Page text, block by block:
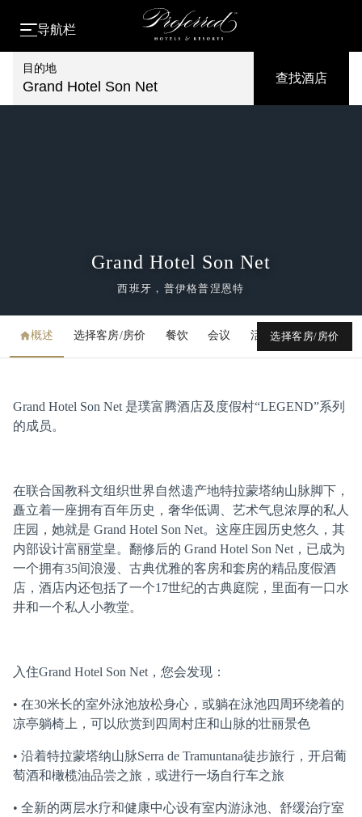
导航栏
目的地
Grand Hotel Son Net
查找酒店
Grand Hotel Son Net
西班牙，普伊格普涅恩特
概述 选择客房/房价 餐饮 会议 活动 媒体库
选择客房/房价
Grand Hotel Son Net 是璞富腾酒店及度假村“LEGEND”系列
的成员。
在联合国教科文组织世界自然遗产地特拉蒙塔纳山脉脚下，
矗立着一座拥有百年历史，奢华低调、艺术气息浓厚的私人
庄园，她就是 Grand Hotel Son Net。这座庄园历史悠久，其
内部设计富丽堂皇。翻修后的 Grand Hotel Son Net，已成为
一个拥有35间浪漫、古典优雅的客房和套房的精品度假酒
店，酒店内还包括了一个17世纪的古典庭院，里面有一口水
井和一个私人小教堂。
入住Grand Hotel Son Net，您会发现：
• 在30米长的室外泳池放松身心，或躺在泳池四周环绕着的
凉亭躺椅上，可以欣赏到四周村庄和山脉的壮丽景色
• 沿着特拉蒙塔纳山脉Serra de Tramuntana徒步旅行，开启葡
萄酒和橄榄油品尝之旅，或进行一场自行车之旅
• 全新的两层水疗和健康中心设有室内游泳池、舒缓治疗室